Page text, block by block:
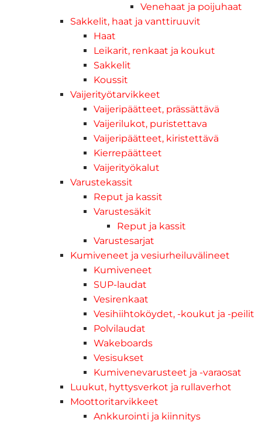
Venehaat ja poijuhaat
Sakkelit, haat ja vanttiruuvit
Haat
Leikarit, renkaat ja koukut
Sakkelit
Koussit
Vaijerityötarvikkeet
Vaijeripäätteet, prässättävä
Vaijerilukot, puristettava
Vaijeripäätteet, kiristettävä
Kierrepäätteet
Vaijerityökalut
Varustekassit
Reput ja kassit
Varustesäkit
Reput ja kassit
Varustesarjat
Kumiveneet ja vesiurheiluvälineet
Kumiveneet
SUP-laudat
Vesirenkaat
Vesihiihtoköydet, -koukut ja -peilit
Polvilaudat
Wakeboards
Vesisukset
Kumivenevarusteet ja -varaosat
Luukut, hyttysverkot ja rullaverhot
Moottoritarvikkeet
Ankkurointi ja kiinnitys